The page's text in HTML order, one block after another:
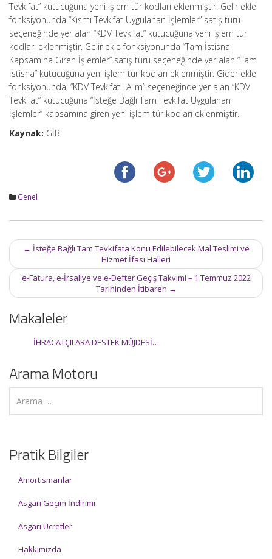
Tevkifat” kutucuğuna yeni işlem tür kodları eklenmiştir. Gelir ekle
fonksiyonunda “Kısmı Tevkifat Uygulanan İşlemler” satış türü
seçeneğinde yer alan “KDV Tevkifat” kutucuğuna yeni işlem tür
kodları eklenmiştir. Gelir ekle fonksiyonunda “Tam İstisna
Kapsamına Giren İşlemler” satış türü seçeneğinde yer alan “Tam
İstisna” kutucuğuna yeni işlem tür kodları eklenmiştir. Gider ekle
fonksiyonunda; “KDV Tevkifatlı Alım” seçeneğinde yer alan “KDV
Tevkifat” kutucuğuna “İsteğe Bağlı Tam Tevkifat Uygulanan
İşlemler” kapsamına giren yeni işlem tür kodları eklenmiştir.
Kaynak: GİB
Genel
Post
navigation
← İsteğe Bağlı Tam Tevkifata Konu Edilebilecek Mal Teslimi ve
Hizmet İfası Halleri
e-Fatura, e-İrsaliye ve e-Defter Geçiş Takvimi – 1 Temmuz 2022
Tarihinden İtibaren →
Makaleler
İHRACATÇILARA DESTEK MÜJDESİ…
Arama Motoru
Pratik Bilgiler
Amortismanlar
Asgari Geçim İndirimi
Asgari Ücretler
Hakkımızda